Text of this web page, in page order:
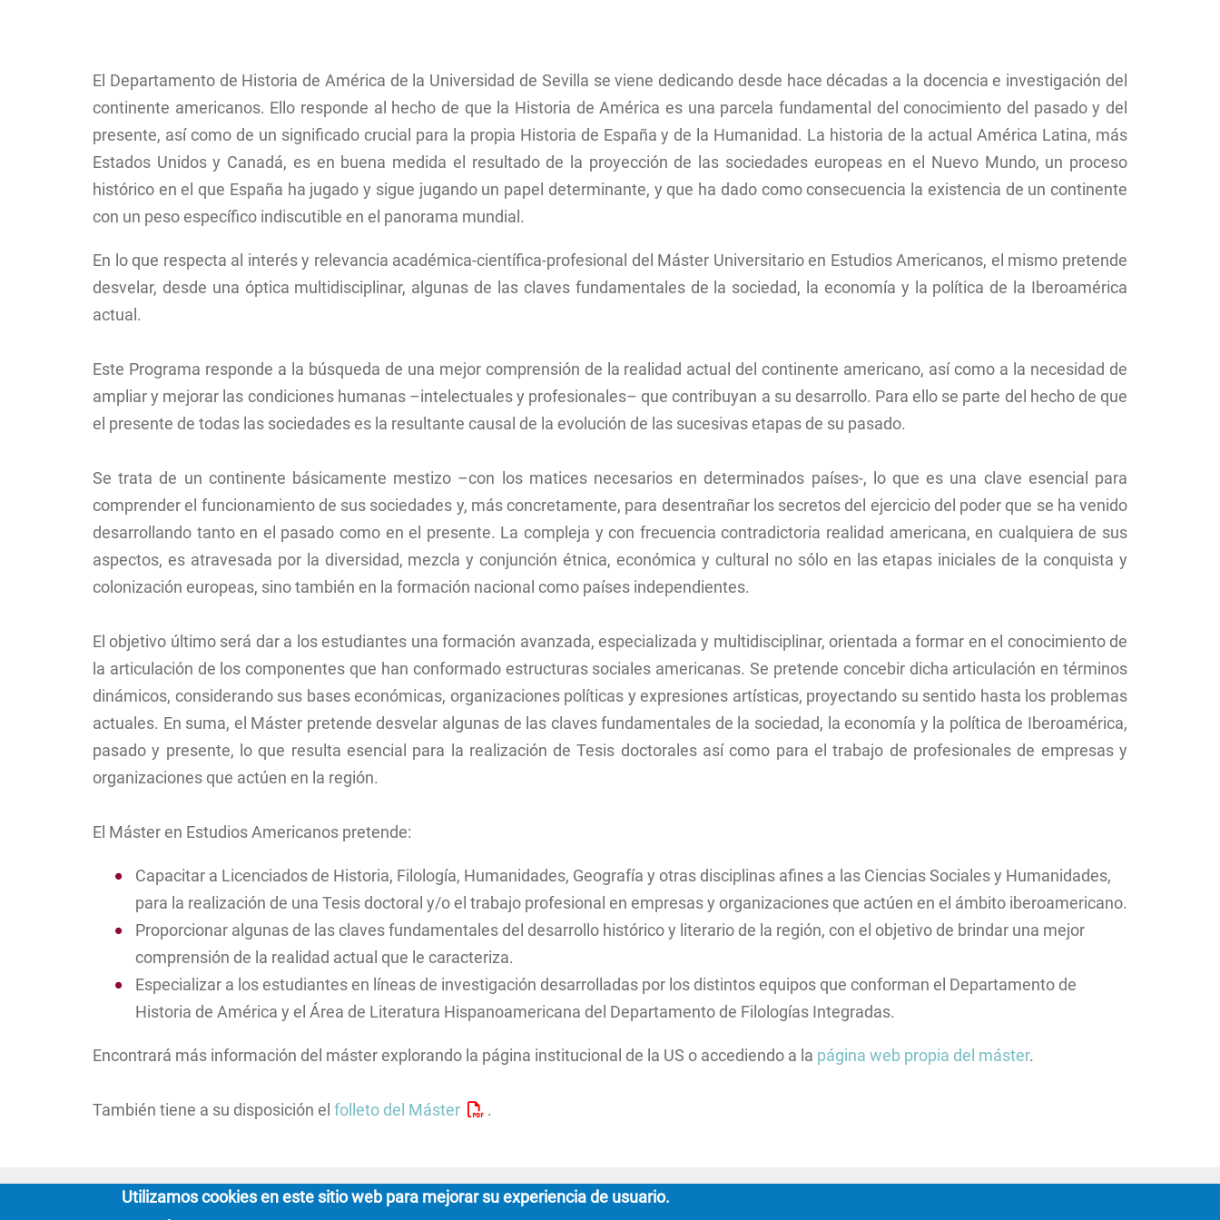
Programa del Equipo Decanal
Localización
Andaluz y su Proyección
Iberoamericana
Doble Máster Internacional en
(especialidad en Historia
Moderna de la US) y en Études
Romanes-Espagnol: UFR
Université)
El Departamento de Historia de América de la Universidad de Sevilla se viene dedicando desde hace décadas a la docencia e investigación del
continente americanos. Ello responde al hecho de que la Historia de América es una parcela fundamental del conocimiento del pasado y del
presente, así como de un significado crucial para la propia Historia de España y de la Humanidad. La historia de la actual América Latina, más
Estados Unidos y Canadá, es en buena medida el resultado de la proyección de las sociedades europeas en el Nuevo Mundo, un proceso
histórico en el que España ha jugado y sigue jugando un papel determinante, y que ha dado como consecuencia la existencia de un continente
con un peso específico indiscutible en el panorama mundial.
En lo que respecta al interés y relevancia académica-científica-profesional del Máster Universitario en Estudios Americanos, el mismo pretende
desvelar, desde una óptica multidisciplinar, algunas de las claves fundamentales de la sociedad, la economía y la política de la Iberoamérica
actual.
Este Programa responde a la búsqueda de una mejor comprensión de la realidad actual del continente americano, así como a la necesidad de
ampliar y mejorar las condiciones humanas –intelectuales y profesionales– que contribuyan a su desarrollo. Para ello se parte del hecho de que
el presente de todas las sociedades es la resultante causal de la evolución de las sucesivas etapas de su pasado.
Se trata de un continente básicamente mestizo –con los matices necesarios en determinados países-, lo que es una clave esencial para
comprender el funcionamiento de sus sociedades y, más concretamente, para desentrañar los secretos del ejercicio del poder que se ha venido
desarrollando tanto en el pasado como en el presente. La compleja y con frecuencia contradictoria realidad americana, en cualquiera de sus
aspectos, es atravesada por la diversidad, mezcla y conjunción étnica, económica y cultural no sólo en las etapas iniciales de la conquista y
colonización europeas, sino también en la formación nacional como países independientes.
El objetivo último será dar a los estudiantes una formación avanzada, especializada y multidisciplinar, orientada a formar en el conocimiento de
la articulación de los componentes que han conformado estructuras sociales americanas. Se pretende concebir dicha articulación en términos
dinámicos, considerando sus bases económicas, organizaciones políticas y expresiones artísticas, proyectando su sentido hasta los problemas
actuales. En suma, el Máster pretende desvelar algunas de las claves fundamentales de la sociedad, la economía y la política de Iberoamérica,
pasado y presente, lo que resulta esencial para la realización de Tesis doctorales así como para el trabajo de profesionales de empresas y
organizaciones que actúen en la región.
El Máster en Estudios Americanos pretende:
Capacitar a Licenciados de Historia, Filología, Humanidades, Geografía y otras disciplinas afines a las Ciencias Sociales y Humanidades,
para la realización de una Tesis doctoral y/o el trabajo profesional en empresas y organizaciones que actúen en el ámbito iberoamericano.
Proporcionar algunas de las claves fundamentales del desarrollo histórico y literario de la región, con el objetivo de brindar una mejor
comprensión de la realidad actual que le caracteriza.
Especializar a los estudiantes en líneas de investigación desarrolladas por los distintos equipos que conforman el Departamento de
Historia de América y el Área de Literatura Hispanoamericana del Departamento de Filologías Integradas.
Encontrará más información del máster explorando la página institucional de la US o accediendo a la página web propia del máster.
También tiene a su disposición el folleto del Máster .
Utilizamos cookies en este sitio web para mejorar su experiencia de usuario.